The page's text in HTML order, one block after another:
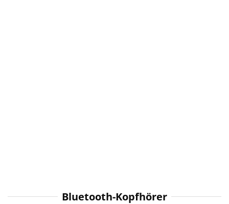
Bluetooth-Kopfhörer